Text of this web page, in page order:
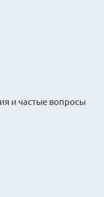
и частые вопросы